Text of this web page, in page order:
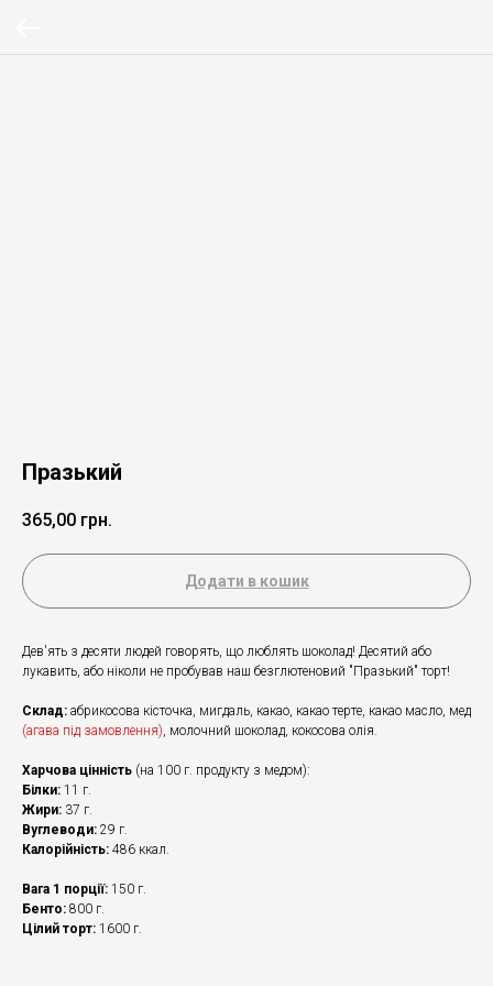
Празький
365,00 грн.
Додати в кошик
Дев'ять з десяти людей говорять, що люблять шоколад! Десятий або
лукавить, або ніколи не пробував наш безглютеновий "Празький" торт!
Склад: абрикосова кісточка, мигдаль, какао, какао терте, какао масло, мед
(агава під замовлення), молочний шоколад, кокосова олія.
Харчова цінність (на 100 г. продукту з медом):
Білки: 11 г.
Жири: 37 г.
Вуглеводи: 29 г.
Калорійність: 486 ккал.
Вага 1 порції: 150 г.
Бенто: 800 г.
Цілий торт: 1600 г.